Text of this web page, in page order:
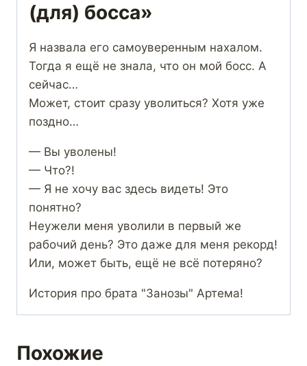
(для) босса»
Я назвала его самоуверенным нахалом.
Тогда я ещё не знала, что он мой босс. А
сейчас…
Может, стоит сразу уволиться? Хотя уже
поздно…
— Вы уволены!
— Что?!
— Я не хочу вас здесь видеть! Это
понятно?
Неужели меня уволили в первый же
рабочий день? Это даже для меня рекорд!
Или, может быть, ещё не всё потеряно?
История про брата "Занозы" Артема!
Похожие